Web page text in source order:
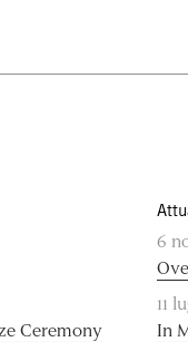
Ceremony
6
11
In